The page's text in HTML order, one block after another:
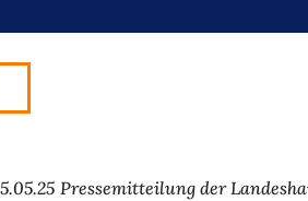
Pressemitteilung der